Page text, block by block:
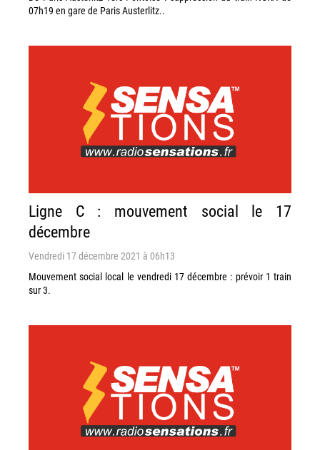
07h19 en gare de Paris Austerlitz..
Ligne C : mouvement social le 17
décembre
Vendredi 17 décembre 2021 à 06h13
Mouvement social local le vendredi 17 décembre : prévoir 1 train
sur 3.